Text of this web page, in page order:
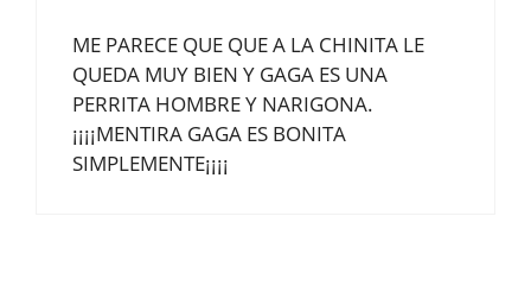
ME PARECE QUE QUE A LA CHINITA LE
QUEDA MUY BIEN Y GAGA ES UNA
PERRITA HOMBRE Y NARIGONA.
¡¡¡¡MENTIRA GAGA ES BONITA
SIMPLEMENTE¡¡¡¡